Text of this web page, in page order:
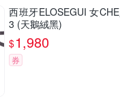
西班牙ELOSEGUI 女
3 (天鵝絨黑)
$1,980
券